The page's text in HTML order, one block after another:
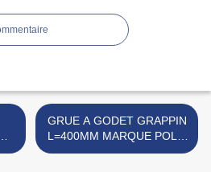
GRUE A GODET GRAPPIN
L=400MM MARQUE POLY-
PLASTIC >